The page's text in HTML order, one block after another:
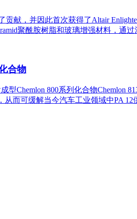
献，并因此首次获得了Altair
聚酰胺树脂和玻璃增强材料，通
合物
型Chemlon 800系列化合物
从而可缓解当今汽车工业领域中PA